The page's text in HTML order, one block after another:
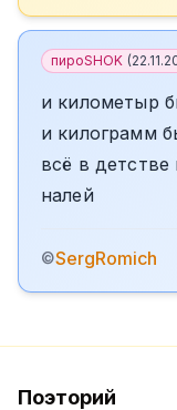
пироSHOK (
и километыр
и килограмм
всё в
налей
©SergRomich
Поэторий